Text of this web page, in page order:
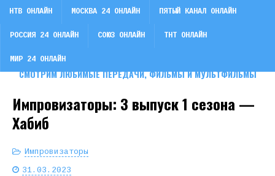
СМОТРИМ ЛЮБИМЫЕ ПЕРЕДАЧИ, ФИЛЬМЫ И МУЛЬТФИЛЬМЫ
НТВ ОНЛАЙН МОСКВА 24 ОНЛАЙН ПЯТЫЙ КАНАЛ ОНЛАЙН
РОССИЯ 24 ОНЛАЙН СОЮЗ ОНЛАЙН ТНТ ОНЛАЙН
МИР 24 ОНЛАЙН
Импровизаторы: 3 выпуск 1 сезона —
Хабиб
Импровизаторы
31.03.2023